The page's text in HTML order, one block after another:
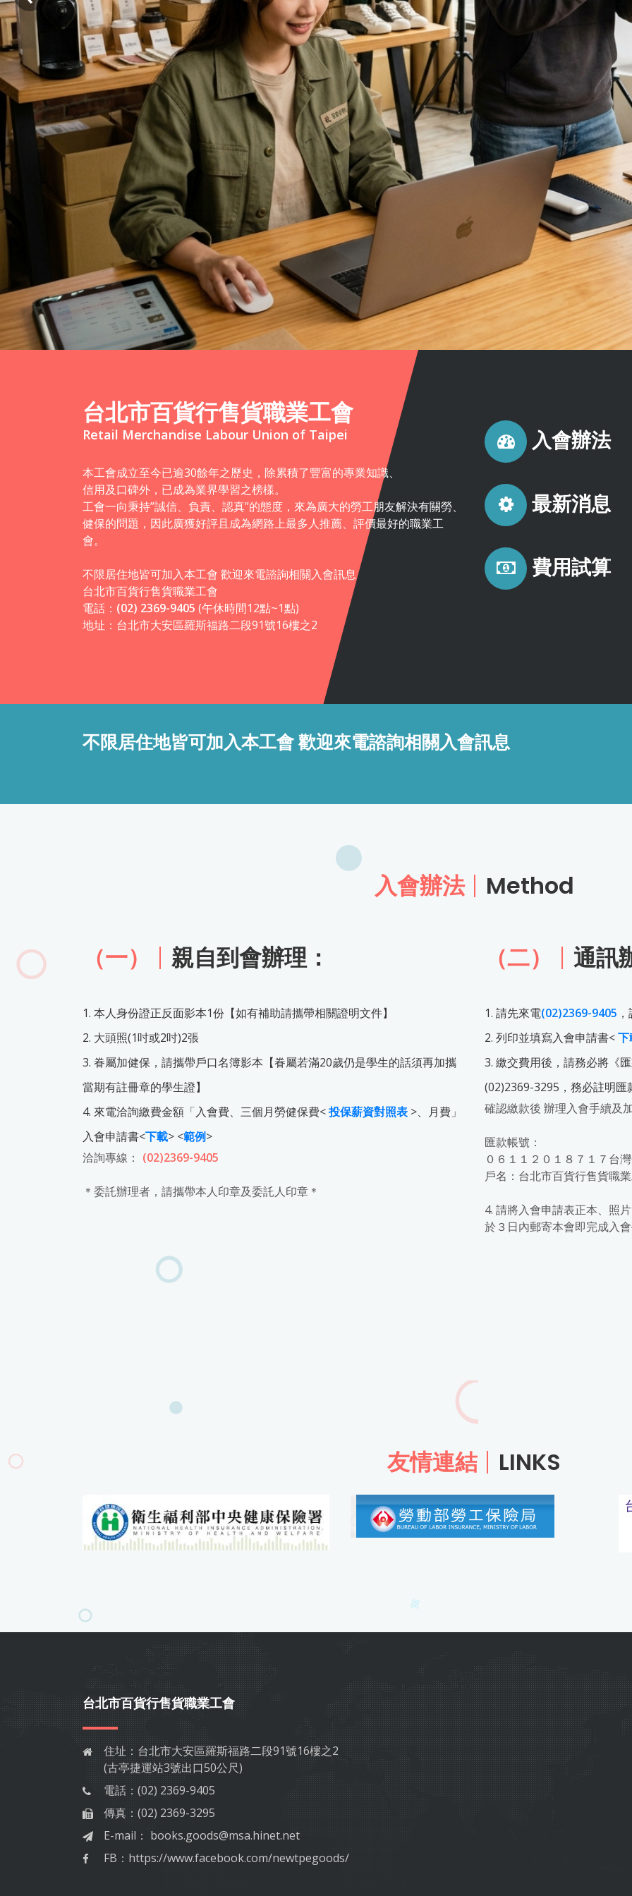
台北市百貨行售貨職業工會
Retail Merchandise Labour Union of Taipei
本工會成立至今已逾30餘年之歷史，除累積了豐富的專業知識、
信用及口碑外，已成為業界學習之榜樣。
工會一向秉持”誠信、負責、認真”的態度，來為廣大的勞工朋友解決有關勞、
健保的問題，因此廣獲好評且成為網路上最多人推薦、評價最好的職業工
會。
不限居住地皆可加入本工會 歡迎來電諮詢相關入會訊息
台北市百貨行售貨職業工會
電話： (02) 2369-9405 (午休時間12點~1點)
地址：台北市大安區羅斯福路二段91號16樓之2
入會辦法
最新消息
費用試算
不限居住地皆可加入本工會 歡迎來電諮詢相關入會訊息
入會辦法 Method
（一） 親自到會辦理：
1. 本人身份證正反面影本1份【如有補助請攜帶相關證明文件】
2. 大頭照(1吋或2吋)2張
3. 眷屬加健保，請攜帶戶口名簿影本【眷屬若滿20歲仍是學生的話須再加攜
當期有註冊章的學生證】
4. 來電洽詢繳費金額「入會費、三個月勞健保費<投保薪資對照表 >、月費」
入會申請書<下載> <範例>
洽詢專線： (02)2369-9405
＊委託辦理者，請攜帶本人印章及委託人印章＊
（二） 通訊
1. 請先來電(02)2369-9405
2. 列印並填寫入會申請書<下
3. 繳交費用後，請務必將《
(02)2369-3295，務必註明
確認繳款後 辦理入會手續及
匯款帳號：
０６１１２０１８７１７台
戶名：台北市百貨行售貨
4. 請將入會申請表正本、照
於３日內郵寄本會即完成入
友情連結 LINKS
台北市百貨行售貨職業工會
住址：台北市大安區羅斯福路二段91號16樓之2
(古亭捷運站3號出口50公尺)
電話： (02) 2369-9405
傳真： (02) 2369-3295
E-mail： books.goods@msa.hinet.net
FB： https://www.facebook.com/newtpegoods/